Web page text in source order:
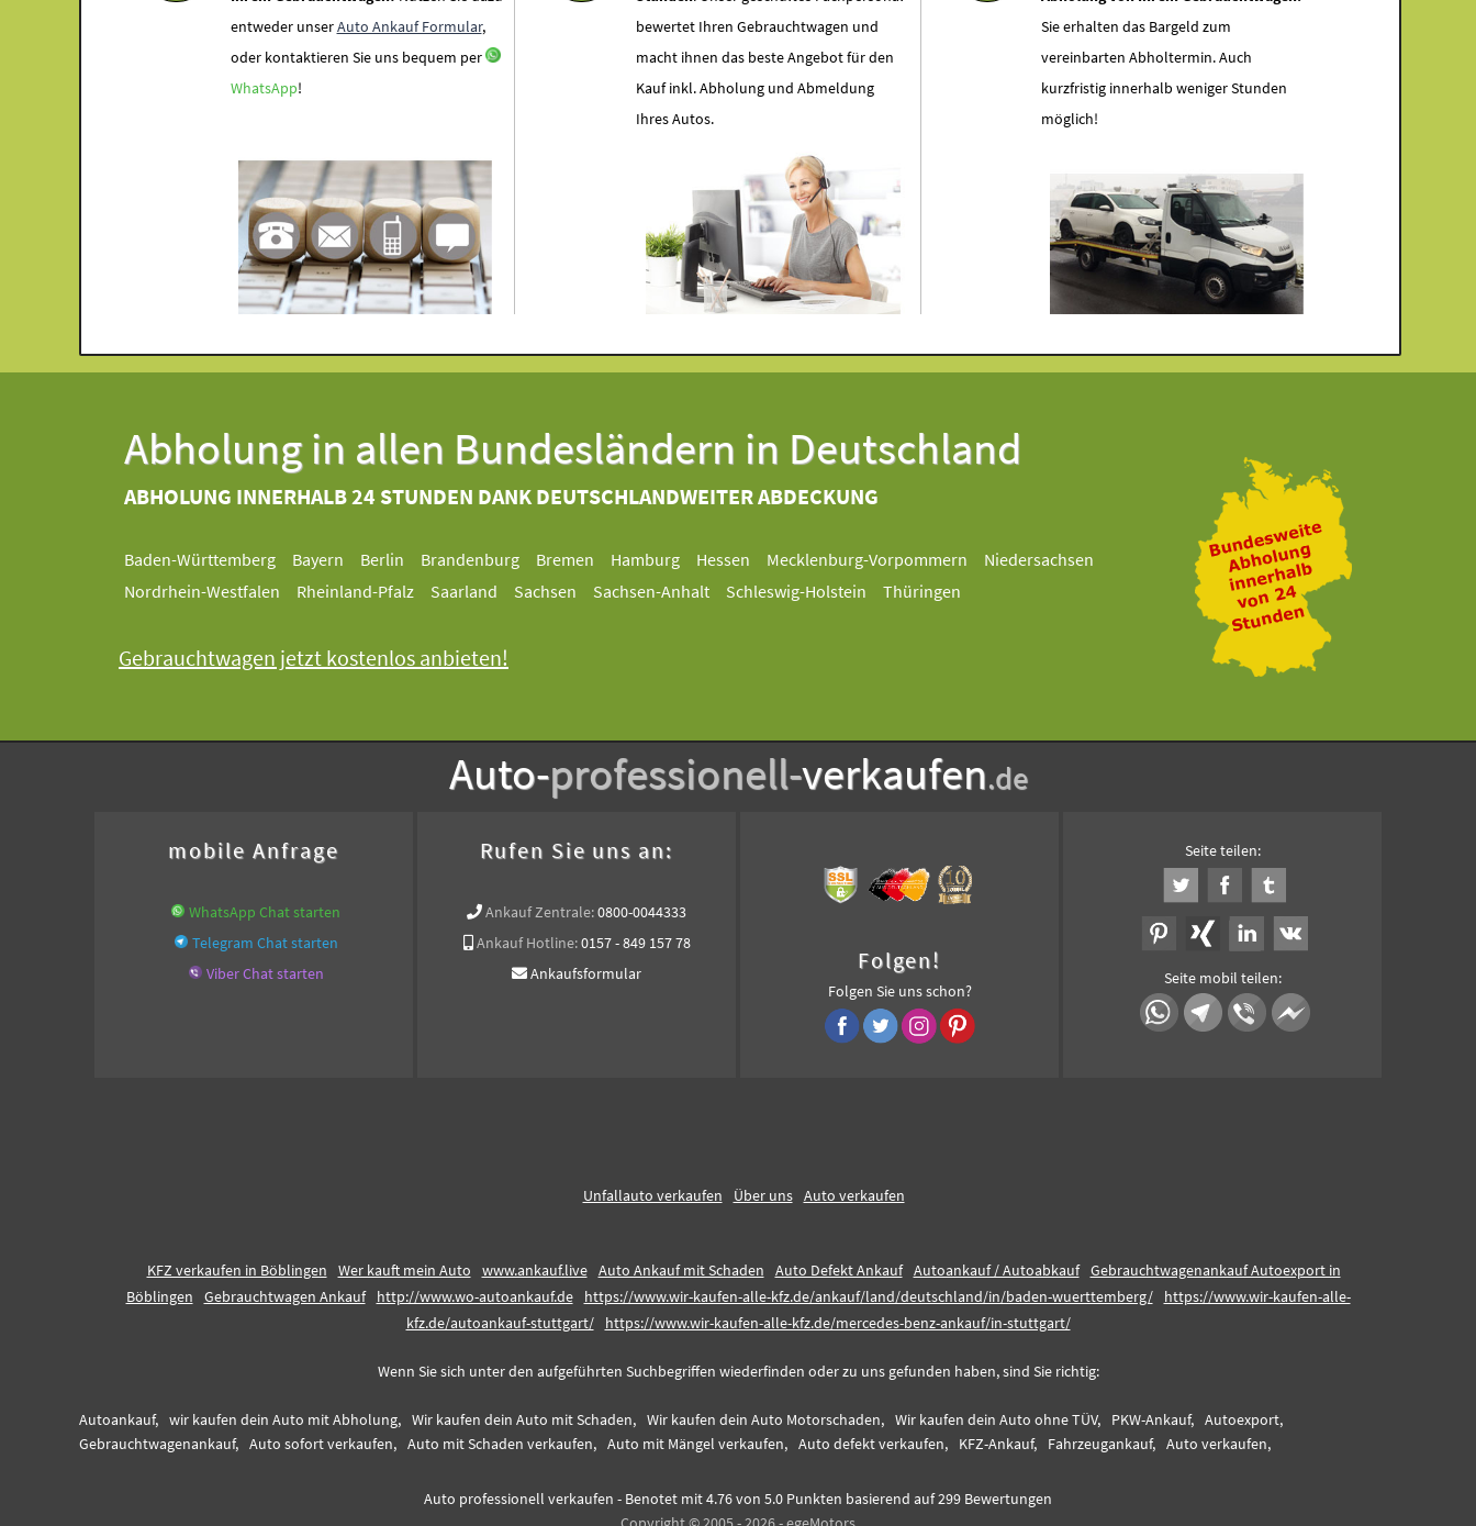
entweder unserAuto Ankauf Formular,
oder kontaktieren Sie uns bequem per
WhatsApp!
bewertet Ihren Gebrauchtwagen und
macht ihnen das beste Angebot für den
Kauf inkl. Abholung und Abmeldung
Ihres Autos.
Sie erhalten das Bargeld zum
vereinbarten Abholtermin. Auch
kurzfristig innerhalb weniger Stunden
möglich!
Abholung in allen Bundesländern in Deutschland
ABHOLUNG INNERHALB 24 STUNDEN DANK DEUTSCHLANDWEITER ABDECKUNG
Baden-Württemberg Bayern Berlin Brandenburg Bremen Hamburg Hessen Mecklenburg-Vorpommern
Niedersachsen
Nordrhein-Westfalen
Rheinland-Pfalz Saarland Sachsen Sachsen-Anhalt Schleswig-Holstein Thüringen
Gebrauchtwagen jetzt kostenlos anbieten!
Auto-professionell-verkaufen.de
mobile Anfrage
WhatsApp Chat starten
Telegram Chat starten
Viber Chat starten
Rufen Sie uns an:
Ankauf Zentrale:0800-0044333
Ankauf Hotline:0157 - 849 157 78
Ankaufsformular
Folgen!
Folgen Sie uns schon?
Seite teilen:
Seite mobil teilen:
Unfallauto verkaufen Über uns Auto verkaufen
KFZ verkaufen in Böblingen Wer kauft mein Auto www.ankauf.live Auto Ankauf mit Schaden Auto Defekt Ankauf Autoankauf / Autoabkauf Gebrauchtwagenankauf Autoexport in
Böblingen
Gebrauchtwagen Ankauf http://www.wo-autoankauf.de https://www.wir-kaufen-alle-kfz.de/ankauf/land/deutschland/in/baden-wuerttemberg/
https://www.wir-kaufen-alle-
kfz.de/autoankauf-stuttgart/
https://www.wir-kaufen-alle-kfz.de/mercedes-benz-ankauf/in-stuttgart/
Wenn Sie sich unter den aufgeführten Suchbegriffen wiederfinden oder zu uns gefunden haben, sind Sie richtig:
Autoankauf, wir kaufen dein Auto mit Abholung, Wir kaufen dein Auto mit Schaden, Wir kaufen dein Auto Motorschaden, Wir kaufen dein Auto ohne TÜV, PKW-Ankauf, Autoexport,
Gebrauchtwagenankauf, Auto sofort verkaufen, Auto mit Schaden verkaufen, Auto mit Mängel verkaufen, Auto defekt verkaufen, KFZ-Ankauf, Fahrzeugankauf, Auto verkaufen,
Auto professionell verkaufen - Benotet mit4.76von 5.0 Punkten basierend auf299 Bewertungen